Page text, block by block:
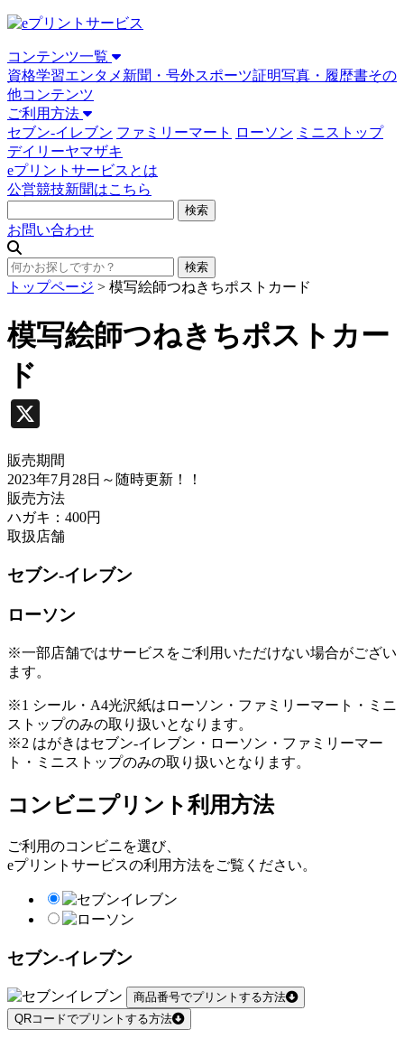
コンテンツ一覧
資格学習エンタメ 新聞・号外スポーツ証明写真・履歴書その
他コンテンツ
ご利用方法
セブン-イレブン ファミリーマート ローソン ミニストップ
デイリーヤマザキ
eプリントサービスとは
公営競技新聞はこちら
お問い合わせ
トップページ > 模写絵師つねきちポストカード
模写絵師つねきちポストカー
ド
販売期間
2023年7月28日 ～随時更新！！
販売方法
ハガキ：400円
取扱店舗
セブン-イレブン
ローソン
※一部店舗ではサービスをご利用いただけない場合がござい
ます。
※1 シール・A4光沢紙はローソン・ファミリーマート・ミニ
ストップのみの取り扱いとなります。
※2 はがきはセブン-イレブン・ローソン・ファミリーマー
ト・ミニストップのみの取り扱いとなります。
コンビニプリント利用方法
ご利用のコンビニを選び、
eプリントサービスの利用方法をご覧ください。
セブン-イレブン
商品番号でプリントする方法
QRコードでプリントする方法